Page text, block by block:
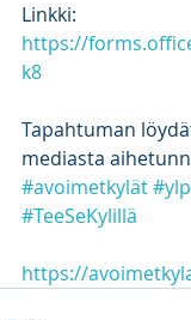
Linkki:
https://
k8
Tapahtuman
mediasta
#avoimetkylät
#TeeSeKylillä
https://